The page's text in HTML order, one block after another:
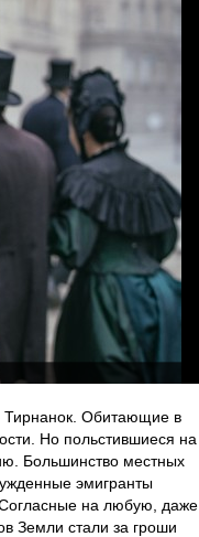
Тирнанок. Обитающие в
Но польстившиеся на
Большинство местных
эмигранты
Согласные на любую, даже
Земли стали за гроши